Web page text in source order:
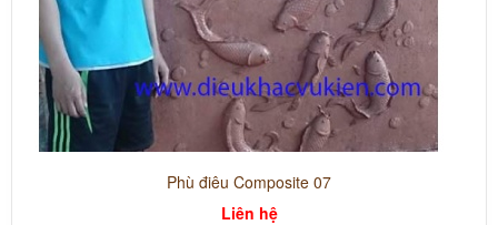
Phù điêu Composite 07
Liên hệ